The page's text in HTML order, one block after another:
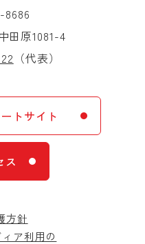
8686
田原1081-4
（代表）
トサイト
ス
方針
ア利用の